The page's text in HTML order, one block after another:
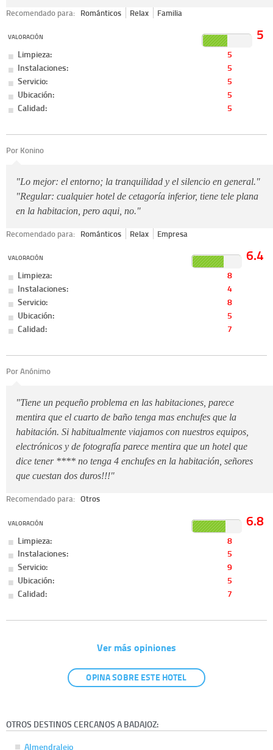
Recomendado para: Románticos Relax Familia
VALORACIÓN 5
Limpieza:
5
Instalaciones:
5
Servicio:
5
Ubicación:
5
Calidad:
5
Por Konino
"Lo mejor: el entorno; la tranquilidad y el silencio en general."
"Regular: cualquier hotel de cetagoría inferior, tiene tele plana
en la habitacion, pero aqui, no."
Recomendado para: Románticos Relax Empresa
VALORACIÓN 6.4
Limpieza:
8
Instalaciones:
4
Servicio:
8
Ubicación:
5
Calidad:
7
Por Anónimo
"Tiene un pequeño problema en las habitaciones, parece
mentira que el cuarto de baño tenga mas enchufes que la
habitación. Si habitualmente viajamos con nuestros equipos,
electrónicos y de fotografía parece mentira que un hotel que
dice tener **** no tenga 4 enchufes en la habitación, señores
que cuestan dos duros!!!"
Recomendado para: Otros
VALORACIÓN 6.8
Limpieza:
8
Instalaciones:
5
Servicio:
9
Ubicación:
5
Calidad:
7
Ver más opiniones
OPINA SOBRE ESTE HOTEL
OTROS DESTINOS CERCANOS A BADAJOZ:
Almendralejo